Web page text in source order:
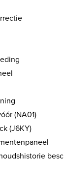
(NA01)
(J6KY)